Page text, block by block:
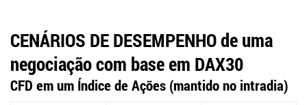
CENÁRIOS DE DESEMPENHO de uma
negociação com base em DAX30
CFD em um Índice de Ações (mantido no intradia)